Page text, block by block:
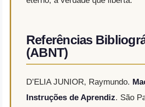
Referências
(ABNT)
D’ELIA JUNIOR, Raymundo.
Instruções de Aprendiz. São